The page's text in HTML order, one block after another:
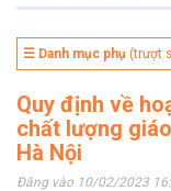
☰ Danh mục phụ (trượt
Quy định về
chất lượng
Hà Nội
Đăng vào 10/02/2023